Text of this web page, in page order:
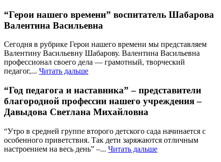
“Герои нашего времени” воспитатель Шабарова
Валентина Васильевна
Сегодня в рубрике Герои нашего времени мы представляем
Валентину Васильевну Шабарову. Валентина Васильевна
профессионал своего дела — грамотный, творческий
педагог,... Читать дальше
“Год педагога и наставника” – представители
благородной профессии нашего учреждения –
Давыдова Светлана Михайловна
“Утро в средней группе второго детского сада начинается с
особенного приветствия. Так дети заряжаются отличным
настроением на весь день” –... Читать дальше